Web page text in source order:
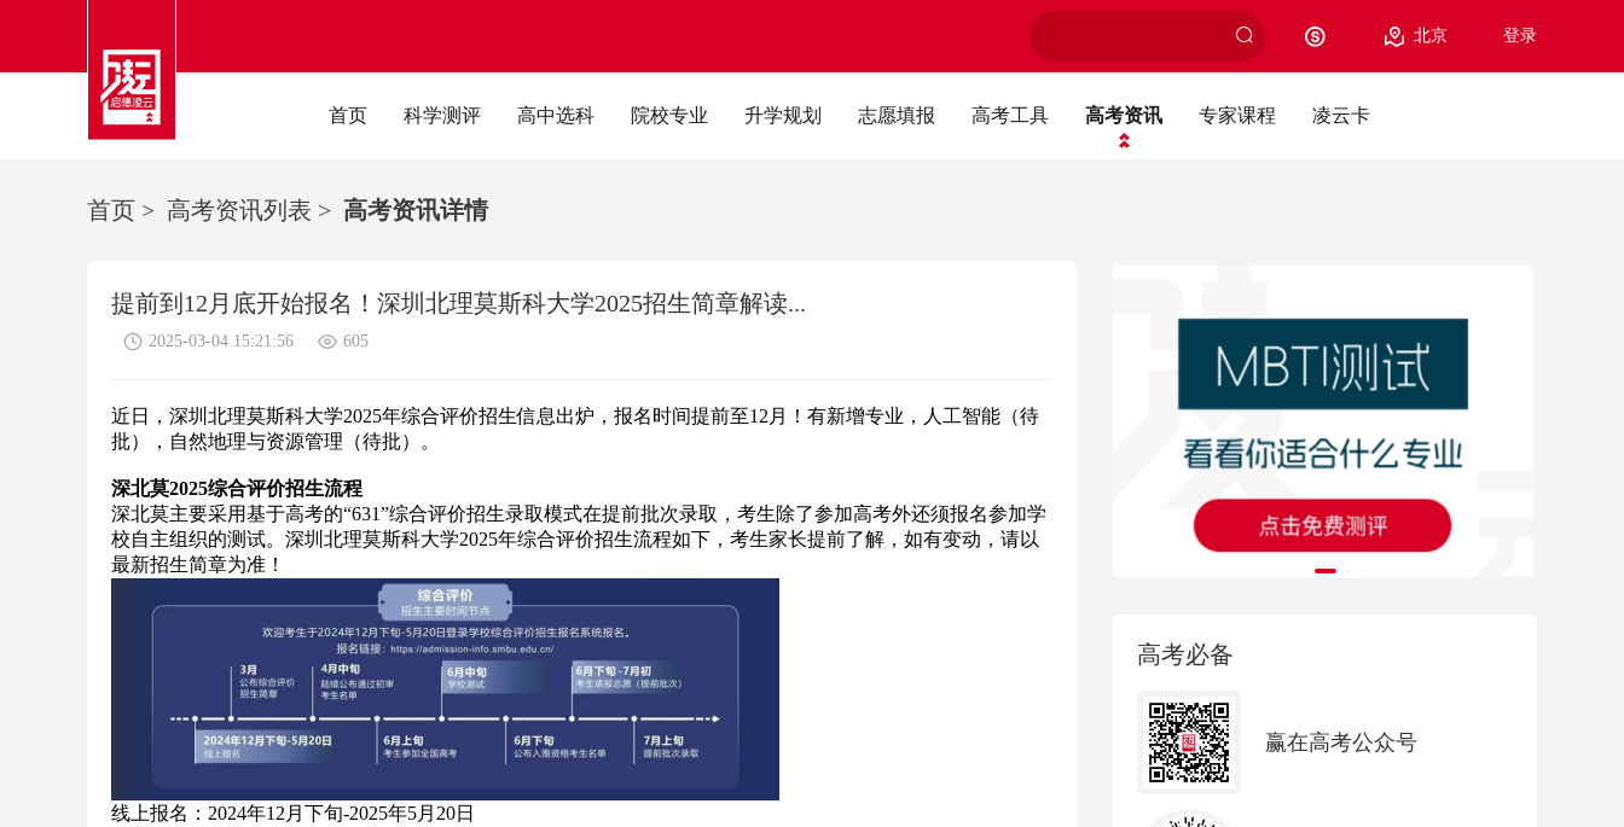
北京 登录
首页 科学测评 高中选科 院校专业 升学规划 志愿填报 高考工具 高考资讯 专家课程 凌云卡
首页 > 高考资讯列表 > 高考资讯详情
提前到12月底开始报名！深圳北理莫斯科大学2025招生简章解读...
2025-03-04 15:21:56 605
近日，深圳北理莫斯科大学2025年综合评价招生信息出炉，报名时间提前至12月！有新增专业，人工智能（待
批），自然地理与资源管理（待批）。
深北莫2025综合评价招生流程
深北莫主要采用基于高考的“631”综合评价招生录取模式在提前批次录取，考生除了参加高考外还须报名参加学
校自主组织的测试。深圳北理莫斯科大学2025年综合评价招生流程如下，考生家长提前了解，如有变动，请以
最新招生简章为准！
线上报名：2024年12月下旬-2025年5月20日
高考必备
赢在高考公众号